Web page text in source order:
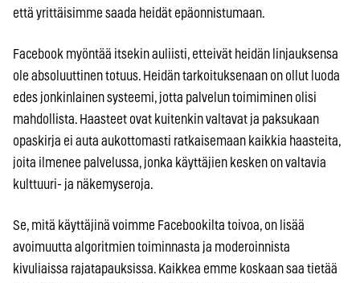
että yrittäisimme saada heidät epäonnistumaan.
Facebook myöntää itsekin auliisti, etteivät heidän linjauksensa
ole absoluuttinen totuus. Heidän tarkoituksenaan on ollut luoda
edes jonkinlainen systeemi, jotta palvelun toimiminen olisi
mahdollista. Haasteet ovat kuitenkin valtavat ja paksukaan
opaskirja ei auta aukottomasti ratkaisemaan kaikkia haasteita,
joita ilmenee palvelussa, jonka käyttäjien kesken on valtavia
kulttuuri- ja näkemyseroja.
Se, mitä käyttäjinä voimme Facebookilta toivoa, on lisää
avoimuutta algoritmien toiminnasta ja moderoinnista
kivuliaissa rajatapauksissa. Kaikkea emme koskaan saa tietää